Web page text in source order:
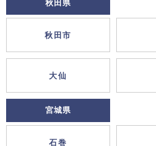
秋田県
秋田市
大仙
宮城県
石巻